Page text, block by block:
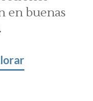
en buenas